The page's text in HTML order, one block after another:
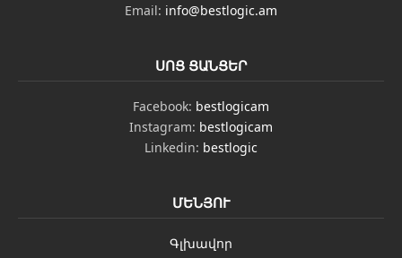
Email: info@bestlogic.am
ՍՈՑ ՑԱՆՑԵՐ
Facebook: bestlogicam
Instagram: bestlogicam
Linkedin: bestlogic
ՄԵՆՅՈՒ
Գլխավոր